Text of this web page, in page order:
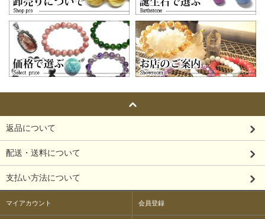
返品について
配送・送料について
支払い方法について
マイアカウント 会員登録